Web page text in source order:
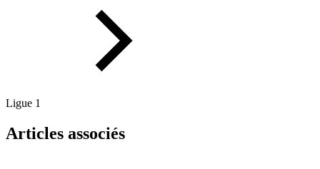
Ligue 1
Articles associés